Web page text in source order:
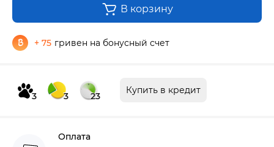
В корзину
+ 75 гривен на бонусный счет
3 3 23
Купить в кредит
Оплата